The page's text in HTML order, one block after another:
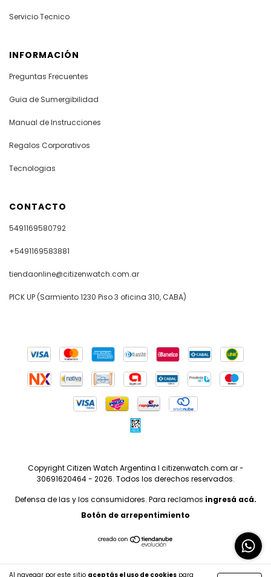
Al navegar por este sitio aceptás el uso de cookies para
Servicio Tecnico
INFORMACIÓN
Preguntas Frecuentes
Guia de Sumergibilidad
Manual de Instrucciones
Regalos Corporativos
Tecnologias
CONTACTO
5491169580792
+5491169583881
tiendaonline@citizenwatch.com.ar
PICK UP (Sarmiento 1230 Piso 3 oficina 310, CABA)
Copyright Citizen Watch Argentina I citizenwatch.com.ar -
30691620464 - 2026. Todos los derechos reservados.
Defensa de las y los consumidores. Para reclamos ingresá acá.
Botón de arrepentimiento